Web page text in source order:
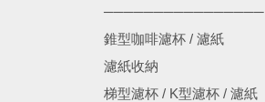
────────────────
錐型咖啡濾杯 / 濾紙
濾紙收納
梯型濾杯 / K型濾杯 / 濾紙